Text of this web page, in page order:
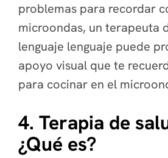
problemas para recordar
microondas, un terapeuta
lenguaje lenguaje puede
apoyo visual que te
para cocinar en el
4. Terapia de
¿Qué es?